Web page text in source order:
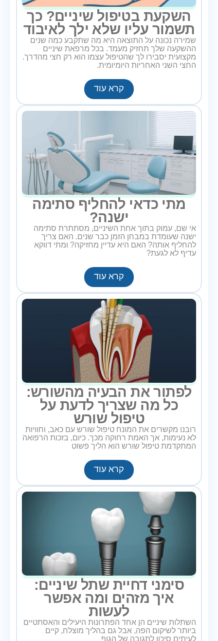
השקעת בטיפול שיניים? כך
תשמור עליו שלא ילך לאיבוד
שמירה נכונה על התוצאה היא מה שתקבע כמה שנים
ההשקעה שלך תחזיק מעמד. בכל מרפאת שיניים
מקצועית יסבירו לך שהטיפול עצמו הוא רק חצי מהדרך.
החצי השני האחריות היומיומית.
קרא עוד
מתי כדאי להחליף סתימה
ישנה?
אי שם, עמוק בתוך אחת השיניים, מסתתרת סתימה
ישנה שעומדת במבחן הזמן כבר שנים. האם צריך
להחליף אותה? האם היא עדיין מחזיקה? ומתי דווקא
עדיף לא לגעת?
קרא עוד
לפתור את הבעיה מהשורש:
כל מה שצריך לדעת על
טיפול שורש
רובנו מקשרים את המונח טיפול שורש עם כאב, וחוויות
לא נעימות, אך האמת רחוקה מכך. כיום, בזכות הרפואה
המתקדמת טיפול שורש הוא הליך פשוט
קרא עוד
סימני דחיית שתל שיניים:
איך מזהים ומה אפשר
לעשות
השתלות שיניים הן אחד הפתרונות היעילים והאסתטיים
ביותר לשיקום הפה, אבל גם בהליך מוצלח, קיים
לעיתים סיכון לתגובה של הגוף